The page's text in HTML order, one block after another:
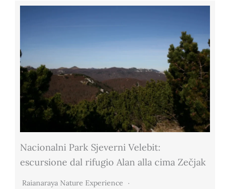
Nacionalni Park Sjeverni Velebit:
escursione dal rifugio Alan alla cima Zečjak
Raianaraya Nature Experience